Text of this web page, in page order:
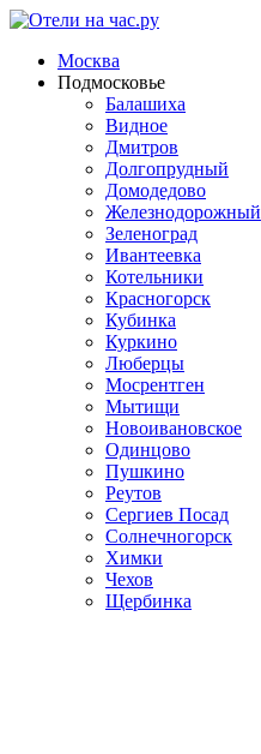
Москва
Подмосковье
Балашиха
Видное
Дмитров
Долгопрудный
Домодедово
Железнодорожный
Зеленоград
Ивантеевка
Котельники
Красногорск
Кубинка
Куркино
Люберцы
Мосрентген
Мытищи
Новоивановское
Одинцово
Пушкино
Реутов
Сергиев Посад
Солнечногорск
Химки
Чехов
Щербинка